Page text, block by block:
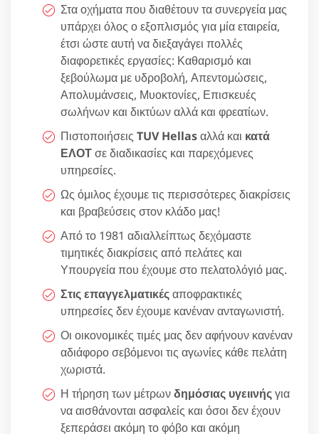
Στα οχήματα που διαθέτουν τα συνεργεία μας
υπάρχει όλος ο εξοπλισμός για μία εταιρεία,
έτσι ώστε αυτή να διεξαγάγει πολλές
διαφορετικές εργασίες: Καθαρισμό και
ξεβούλωμα με υδροβολή, Απεντομώσεις,
Απολυμάνσεις, Μυοκτονίες, Επισκευές
σωλήνων και δικτύων αλλά και φρεατίων.
Πιστοποιήσεις TUV Hellasαλλά και κατά
ΕΛΟΤσε διαδικασίες και παρεχόμενες
υπηρεσίες.
Ως όμιλος έχουμε τις περισσότερες διακρίσεις
και βραβεύσεις στον κλάδο μας!
Από το 1981 αδιαλλείπτως δεχόμαστε
τιμητικές διακρίσεις από πελάτες και
Υπουργεία που έχουμε στο πελατολόγιό μας.
Στις επαγγελματικέςαποφρακτικές
υπηρεσίες δεν έχουμε κανέναν ανταγωνιστή.
Οι οικονομικές τιμές μας δεν αφήνουν κανέναν
αδιάφορο σεβόμενοι τις αγωνίες κάθε πελάτη
χωριστά.
Η τήρηση των μέτρωνδημόσιας υγειινήςγια
να αισθάνονται ασφαλείς και όσοι δεν έχουν
ξεπεράσει ακόμη το φόβο και ακόμη